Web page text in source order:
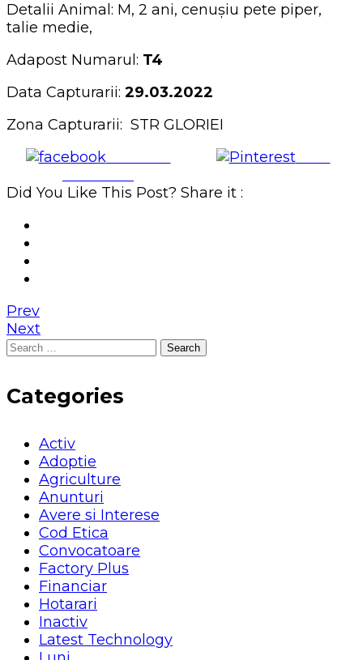
Detalii Animal: M, 2 ani, cenușiu pete piper,
talie medie,
Adapost Numarul: T4
Data Capturarii: 29.03.2022
Zona Capturarii: STR GLORIEI
Share on
Save
Did You Like This Post? Share it :
Prev
Next
Search
Categories
Activ
Adoptie
Agriculture
Anunturi
Avere si Interese
Cod Etica
Convocatoare
Factory Plus
Financiar
Hotarari
Inactiv
Latest Technology